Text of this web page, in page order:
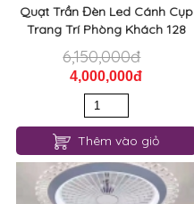
Quạt Trần Đèn Led Cánh Cụp
Trang Trí Phòng Khách 128
6,150,000đ
4,000,000đ
Thêm vào giỏ